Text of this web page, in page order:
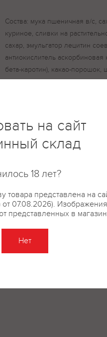
Соства: мука пшеничная в/с,
куриное, сливки на
сахар, эмульгатор лецитин
антиокислитель
бета-каротин), какао-порошок,
масло, сахар, эмульгатор
маргарин (жиры и масла
соевый, краситель бета-
сыворотка молочная сухая,
(коньячный дистиллят,
краситель сахарный колер),
Отзывы
на сайт
склад
18 лет?
товара представлена на
07.08.2026).
представленных в
Нет